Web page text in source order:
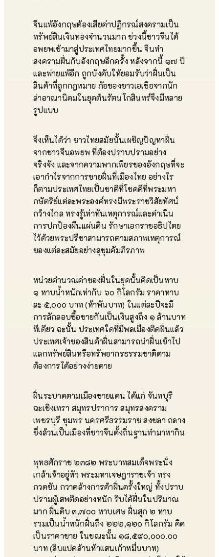
จีนแพ้อังกฤษต้องเสียค่าปฏิกรณ์สงครามเป็น
ทรัพย์สินเงินทองจำนวนมาก ช่วงนี้ชาวจีนได้
อพยพเข้ามาสู่ประเทศไทยมากขึ้น จีนทำ
สงครามฝิ่นกับอังกฤษอีกครั้ง หลังจากนี้ ๑๗ ปี
และพ่ายแพ้อีก ถูกบังคับให้ยอมรับว่าฝิ่นเป็น
สินค้าที่ถูกกฎหมาย ภัยของชาวเอเชียจากนัก
ล่าอาณานิคมในยุคต้นรัตนโกสินทร์จึงมีหลาย
รูปแบบ
จึงเห็นได้ว่า ชาวไทยสมัยนั้นเผชิญปัญหาฝิ่น
จากชาวจีนอพยพ ที่ต้องปราบปรามอย่าง
จริงจัง และจากความพากเพียรของอังกฤษที่จะ
เอากำไรจากการขายฝิ่นที่เมืองไทย อย่างไร
ก็ตามประเทศไทยเป็นชาติที่โชคดีที่พระมหา
กษัตริย์แต่ละพระองค์ทรงมีพระราชวิสัยทัศน์
กว้างไกล ทรงรู้เท่าทันเหตุการณ์และดำเนิน
การปกป้องผืนแผ่นดิน รักษาเอกราชอธิปไตย
ไว้ด้วยพระปรีชาสามารถตามสภาพเหตุการณ์
ของแต่ละสมัยอย่างสุขุมคัมภีรภาพ
หน่วยคำนวณค่าของฝิ่นในยุคนั้นคิดเป็นหาบ
๑ หาบน้ำหนักเท่ากับ ๖๐ กิโลกรัม ราคาหาบ
ละ ๕,๐๐๐ บาท (ห้าพันบาท) ในแต่ละปีจะมี
การลักลอบซื้อขายกันเป็นเงินสูงถึง ๑ ล้านบาท
ทีเดียว ฉะนั้น ประเทศใดที่มีพลเมืองติดฝิ่นแล้ว
ประเทศเจ้าของสินค้าฝิ่นสามารถนำฝิ่นเข้าไป
แลกทรัพย์สินหรือทรัพยากรธรรมชาติตาม
ต้องการได้อย่างง่ายดาย
ฝิ่นระบาดตามเมืองชายแดน ได้แก่ จันทบุรี
ฉะเชิงเทรา สมุทรปราการ สมุทรสงคราม
เพชรบุรี ชุมพร นครศรีธรรมราช สงขลา ถลาง
ซึ่งล้วนเป็นเมืองที่ชาวจีนตั้งถิ่นฐานทำมาหากิน
พุทธศักราช ๒๓๘๒ พระบาทสมเด็จพระนั่ง
เกล้าเจ้าอยู่หัว พระมหาเจษฎาราชเจ้า ทรง
กวดขัน กวาดล้างการค้าฝิ่นครั้งใหญ่ ทั้งปราบ
ปรามผู้เสพติดอย่างหนัก ริบได้ฝิ่นในปริมาณ
มาก ฝิ่นดิบ ๓,๗๐๐ หาบเศษ ฝิ่นสุก ๒ หาบ
รวมเป็นน้ำหนักฝิ่นถึง ๒๒๒,๑๒๐ กิโลกรัม คิด
เป็นราคาขาย ในขณะนั้น ๑๘,๕๙๐,๐๐๐.๐๐
บาท (สิบแปดล้านห้าแสนเก้าหมื่นบาท)